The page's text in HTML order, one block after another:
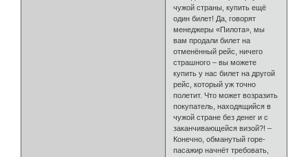
чужой страны, купить ещё
один билет! Да, говорят
менеджеры «Пилота», мы
вам продали билет на
отменённый рейс, ничего
страшного – вы можете
купить у нас билет на другой
рейс, который уж точно
полетит. Что может возразить
покупатель, находящийся в
чужой стране без денег и с
заканчивающейся визой?! –
Конечно, обманутый горе-
пасажир начнёт требовать,